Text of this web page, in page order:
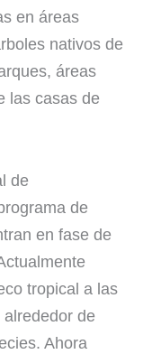
en áreas
nativos de
áreas
las casas de
de
de
en fase de
tropical a las
de
Ahora